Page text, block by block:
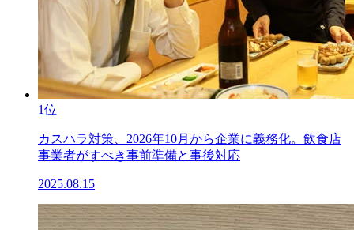
1位
カスハラ対策、2026年10月から企業に義務化。飲食店
事業者がすべき事前準備と事後対応
2025.08.15